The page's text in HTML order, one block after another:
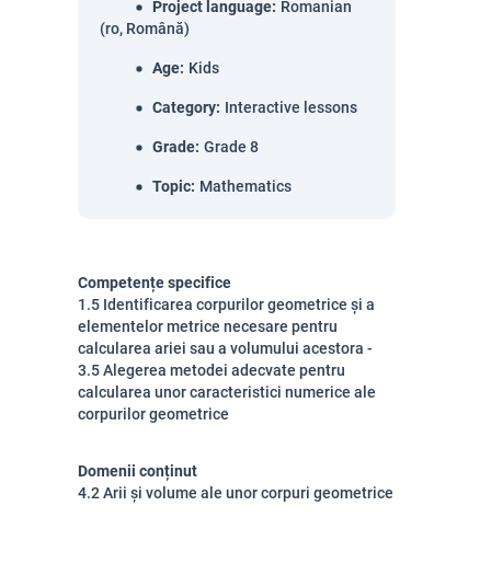
Project language: Romanian
(ro, Română)
Age: Kids
Category: Interactive lessons
Grade: Grade 8
Topic: Mathematics
Competențe specifice
1.5 Identificarea corpurilor geometrice și a
elementelor metrice necesare pentru
calcularea ariei sau a volumului acestora -
3.5 Alegerea metodei adecvate pentru
calcularea unor caracteristici numerice ale
corpurilor geometrice
Domenii conținut
4.2 Arii și volume ale unor corpuri geometrice